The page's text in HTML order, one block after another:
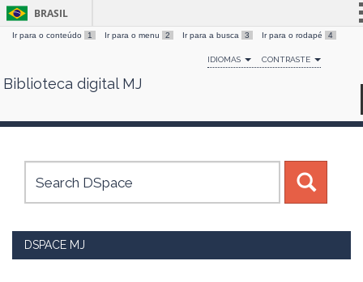
Skip
BRASIL
Simplifique!
Comunica BR
Canais
Ir para o conteúdo 1 Ir para o menu 2 Ir para a busca 3 Ir para o rodapé 4
IDIOMAS CONTRASTE
Biblioteca digital MJ
DSPACE MJ